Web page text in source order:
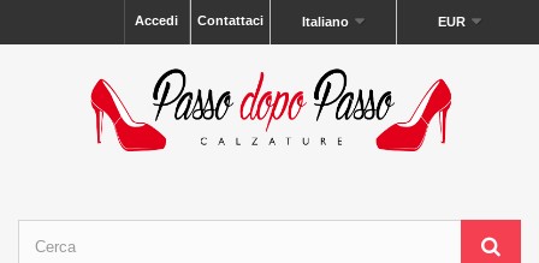
EUR
Italiano
Contattaci
Accedi